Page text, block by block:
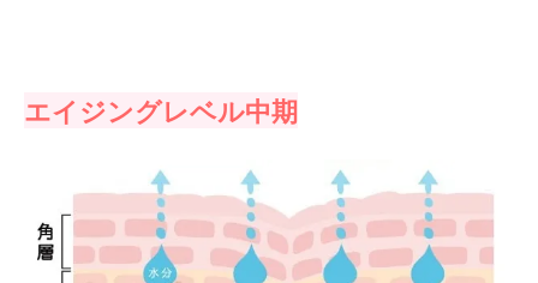
エイジングレベル中期